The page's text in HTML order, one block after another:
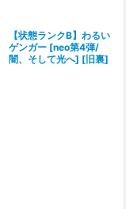
【状態ランクB】わるい
ゲンガー [neo第4弾/
闇、そして光へ] [旧裏]